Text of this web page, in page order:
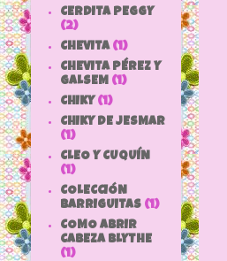
CERDITA PEGGY
(2)
CHEVITA (1)
CHEVITA PÉREZ Y
GALSEM (1)
CHIKY (1)
CHIKY DE JESMAR
(1)
CLEO Y CUQUÍN
(1)
COLECCIÓN
BARRIGUITAS (1)
COMO ABRIR
CABEZA BLYTHE
(1)